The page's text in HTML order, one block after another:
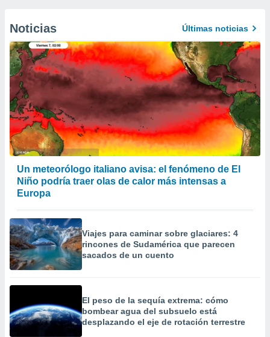
Noticias Últimas noticias
Un meteorólogo italiano avisa: el fenómeno de El
Niño podría traer olas de calor más intensas a
Europa
Viajes para caminar sobre glaciares: 4
rincones de Sudamérica que parecen
sacados de un cuento
El peso de la sequía extrema: cómo
bombear agua del subsuelo está
desplazando el eje de rotación terrestre